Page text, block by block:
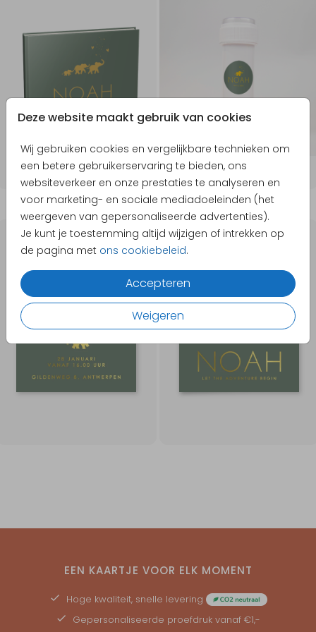
Deze website maakt gebruik van cookies
Wij gebruiken cookies en vergelijkbare technieken om
een betere gebruikerservaring te bieden, ons
websiteverkeer en onze prestaties te analyseren en
voor marketing- en sociale mediadoeleinden (het
weergeven van gepersonaliseerde advertenties).
Je kunt je toestemming altijd wijzigen of intrekken op
de pagina met ons cookiebeleid.
Accepteren
Weigeren
GOUDFOLIE GOUDFOLIE
EEN KAARTJE VOOR ELK MOMENT
Hoge kwaliteit, snelle levering
Gepersonaliseerde proefdruk vanaf €1,-